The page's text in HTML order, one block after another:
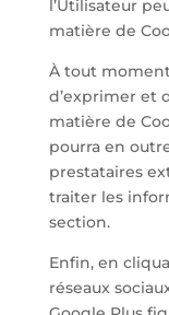
l’Utilisateur
matière de
À tout
d’exprimer et
matière de
pourra en
prestataires
traiter les
section.
Enfin, en
réseaux